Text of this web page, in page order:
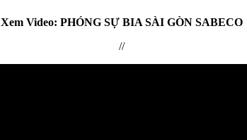
Xem Video: PHÓNG SỰ BIA SÀI GÒN SABECO
//